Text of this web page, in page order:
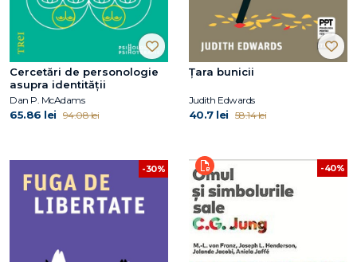
Cercetări de personologie
asupra identității
Dan P. McAdams
65.86 lei 94.08 lei
Țara bunicii
Judith Edwards
40.7 lei 58.14 lei
-30% -40%